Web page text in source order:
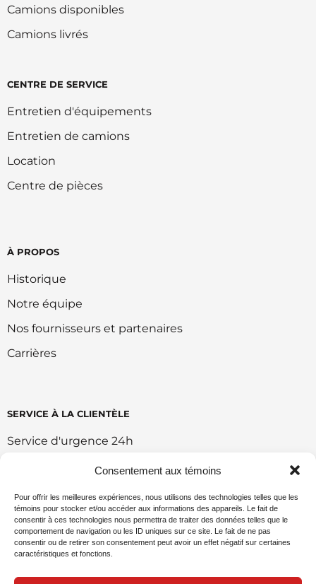
Consentement aux témoins
Pour offrir les meilleures expériences, nous utilisons des technologies telles que les
témoins pour stocker et/ou accéder aux informations des appareils. Le fait de
consentir à ces technologies nous permettra de traiter des données telles que le
comportement de navigation ou les ID uniques sur ce site. Le fait de ne pas
consentir ou de retirer son consentement peut avoir un effet négatif sur certaines
caractéristiques et fonctions.
Camions disponibles
Camions livrés
CENTRE DE SERVICE
Entretien d'équipements
Entretien de camions
Location
Centre de pièces
À PROPOS
Historique
Notre équipe
Nos fournisseurs et partenaires
Carrières
SERVICE À LA CLIENTÈLE
Service d'urgence 24h
Retour et échange
Conditions d'utilisation du portail
Politique de vente en ligne
Politique environnemental